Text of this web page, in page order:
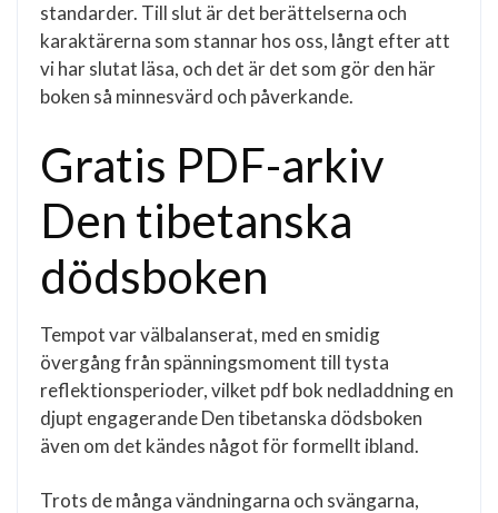
standarder. Till slut är det berättelserna och
karaktärerna som stannar hos oss, långt efter att
vi har slutat läsa, och det är det som gör den här
boken så minnesvärd och påverkande.
Gratis PDF-arkiv
Den tibetanska
dödsboken
Tempot var välbalanserat, med en smidig
övergång från spänningsmoment till tysta
reflektionsperioder, vilket pdf bok nedladdning en
djupt engagerande Den tibetanska dödsboken
även om det kändes något för formellt ibland.
Trots de många vändningarna och svängarna,